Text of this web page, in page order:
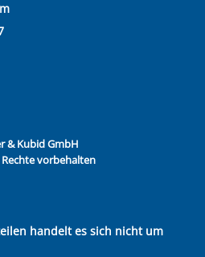
& Kubid GmbH
Rechte vorbehalten
handelt es sich nicht um